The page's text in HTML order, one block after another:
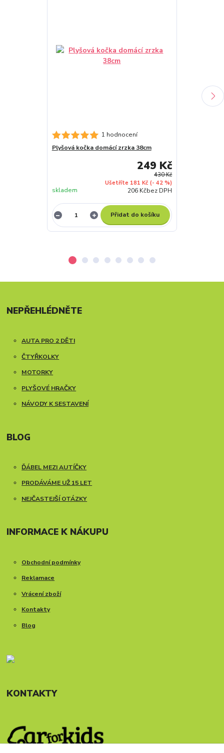
1 hodnocení
Plyšová kočka domácí zrzka 38cm
430 Kč
Ušetříte 181 Kč (- 42 %)
249 Kč
206 Kčbez DPH
skladem
Přidat do košíku
NEPŘEHLÉDNĚTE
AUTA PRO 2 DĚTI
ČTYŘKOLKY
MOTORKY
PLYŠOVÉ HRAČKY
NÁVODY K SESTAVENÍ
BLOG
ĎÁBEL MEZI AUTÍČKY
PRODÁVÁME UŽ 15 LET
NEJČASTEJŠÍ OTÁZKY
INFORMACE K NÁKUPU
Obchodní podmínky
Reklamace
Vrácení zboží
Kontakty
Blog
KONTAKTY